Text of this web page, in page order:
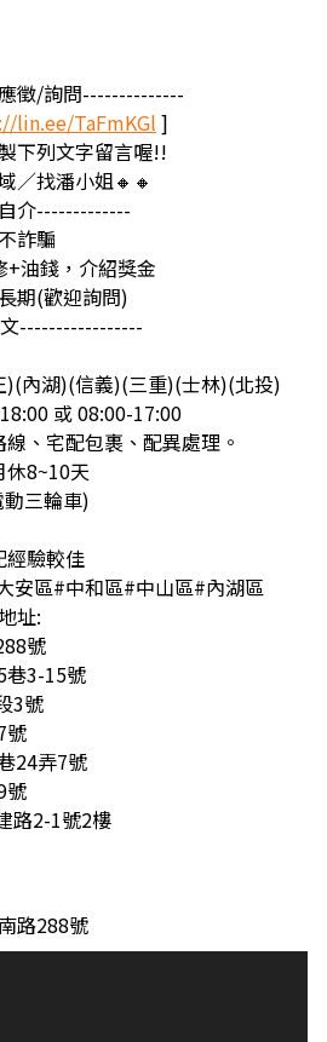
徵/詢問--------------
lin.ee/TaFmKGl ]
下列文字留言喔!!
／找潘小姐🔸🔸
介-------------
詐騙
+油錢，介紹獎金
期(歡迎詢問)
-----------------
)(內湖)(信義)(三重)(士林)(北投)
或 08:00-17:00
、宅配包裹、配異處理。
休8~10天
三輪車)
經驗較佳
安區#中和區#中山區#內湖區
址:
號
巷3-15號
3號
號
24弄7號
號
路2-1號2樓
路288號